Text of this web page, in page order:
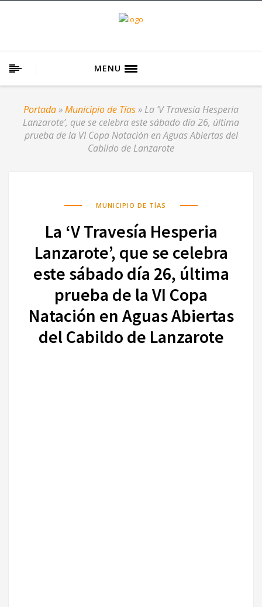
MENU
Portada»Municipio de Tías» La ‘V Travesía Hesperia
Lanzarote’, que se celebra este sábado día 26, última
prueba de la VI Copa Natación en Aguas Abiertas del
Cabildo de Lanzarote
MUNICIPIO DE TÍAS
La ‘V Travesía Hesperia
Lanzarote’, que se celebra
este sábado día 26, última
prueba de la VI Copa
Natación en Aguas Abiertas
del Cabildo de Lanzarote